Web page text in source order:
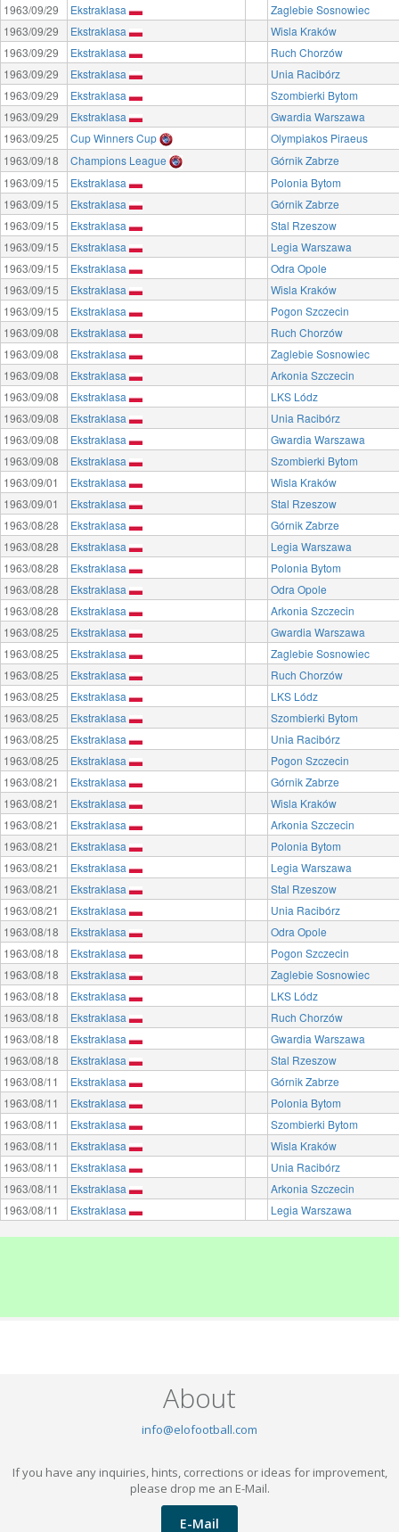
1963/09/29
Ekstraklasa
Zaglebie Sosnowiec
1963/09/29
Ekstraklasa
Wisla Kraków
1963/09/29
Ekstraklasa
Ruch Chorzów
1963/09/29
Ekstraklasa
Unia Racibórz
1963/09/29
Ekstraklasa
Szombierki Bytom
1963/09/29
Ekstraklasa
Gwardia Warszawa
1963/09/25
Cup Winners Cup
Olympiakos Piraeus
1963/09/18
Champions League
Górnik Zabrze
1963/09/15
Ekstraklasa
Polonia Bytom
1963/09/15
Ekstraklasa
Górnik Zabrze
1963/09/15
Ekstraklasa
Stal Rzeszow
1963/09/15
Ekstraklasa
Legia Warszawa
1963/09/15
Ekstraklasa
Odra Opole
1963/09/15
Ekstraklasa
Wisla Kraków
1963/09/15
Ekstraklasa
Pogon Szczecin
1963/09/08
Ekstraklasa
Ruch Chorzów
1963/09/08
Ekstraklasa
Zaglebie Sosnowiec
1963/09/08
Ekstraklasa
Arkonia Szczecin
1963/09/08
Ekstraklasa
LKS Lódz
1963/09/08
Ekstraklasa
Unia Racibórz
1963/09/08
Ekstraklasa
Gwardia Warszawa
1963/09/08
Ekstraklasa
Szombierki Bytom
1963/09/01
Ekstraklasa
Wisla Kraków
1963/09/01
Ekstraklasa
Stal Rzeszow
1963/08/28
Ekstraklasa
Górnik Zabrze
1963/08/28
Ekstraklasa
Legia Warszawa
1963/08/28
Ekstraklasa
Polonia Bytom
1963/08/28
Ekstraklasa
Odra Opole
1963/08/28
Ekstraklasa
Arkonia Szczecin
1963/08/25
Ekstraklasa
Gwardia Warszawa
1963/08/25
Ekstraklasa
Zaglebie Sosnowiec
1963/08/25
Ekstraklasa
Ruch Chorzów
1963/08/25
Ekstraklasa
LKS Lódz
1963/08/25
Ekstraklasa
Szombierki Bytom
1963/08/25
Ekstraklasa
Unia Racibórz
1963/08/25
Ekstraklasa
Pogon Szczecin
1963/08/21
Ekstraklasa
Górnik Zabrze
1963/08/21
Ekstraklasa
Wisla Kraków
1963/08/21
Ekstraklasa
Arkonia Szczecin
1963/08/21
Ekstraklasa
Polonia Bytom
1963/08/21
Ekstraklasa
Legia Warszawa
1963/08/21
Ekstraklasa
Stal Rzeszow
1963/08/21
Ekstraklasa
Unia Racibórz
1963/08/18
Ekstraklasa
Odra Opole
1963/08/18
Ekstraklasa
Pogon Szczecin
1963/08/18
Ekstraklasa
Zaglebie Sosnowiec
1963/08/18
Ekstraklasa
LKS Lódz
1963/08/18
Ekstraklasa
Ruch Chorzów
1963/08/18
Ekstraklasa
Gwardia Warszawa
1963/08/18
Ekstraklasa
Stal Rzeszow
1963/08/11
Ekstraklasa
Górnik Zabrze
1963/08/11
Ekstraklasa
Polonia Bytom
1963/08/11
Ekstraklasa
Szombierki Bytom
1963/08/11
Ekstraklasa
Wisla Kraków
1963/08/11
Ekstraklasa
Unia Racibórz
1963/08/11
Ekstraklasa
Arkonia Szczecin
1963/08/11
Ekstraklasa Legia Warszawa
About
info@elofootball.com
If you have any inquiries, hints, corrections or ideas for improvement,
please drop me an E-Mail.
E-Mail